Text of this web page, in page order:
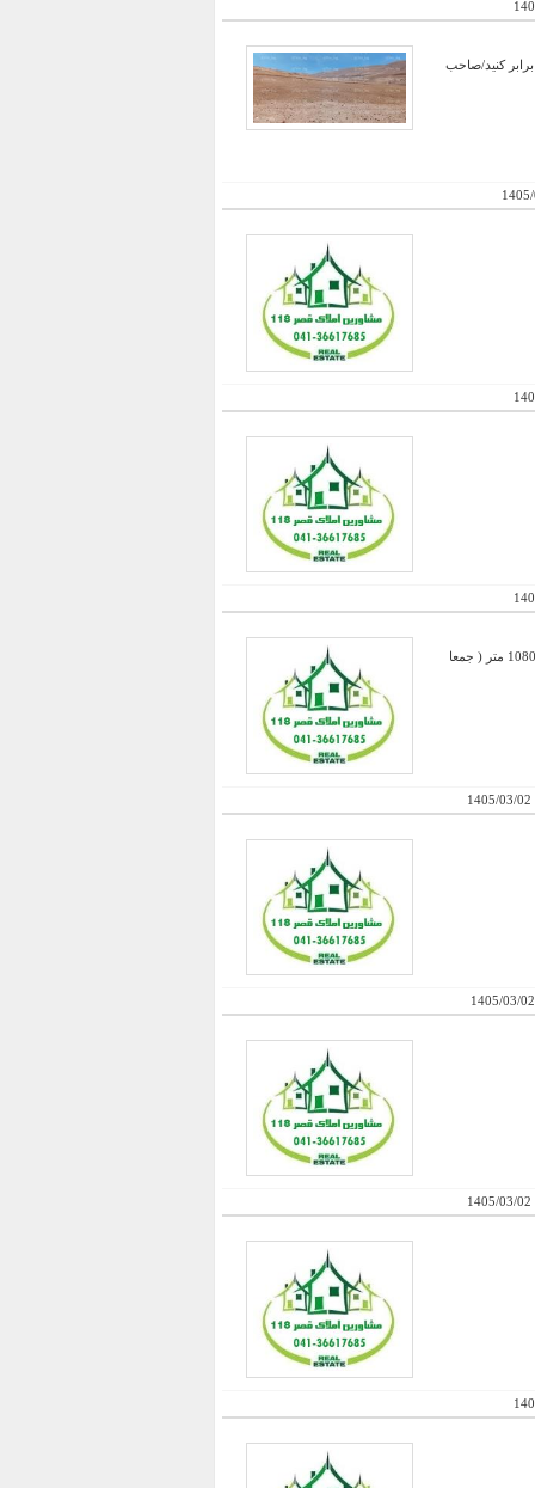
کنید/صاحب
فروش کارخانه بهداشتی با 6300 متر عرصه - 1200 متر سالن + 1080 متر سالن دوم + دو سالن دو طبقه که هر کدام 1080 متر ( جمعا
1405/03/02
1405/03/02
1405/03/02